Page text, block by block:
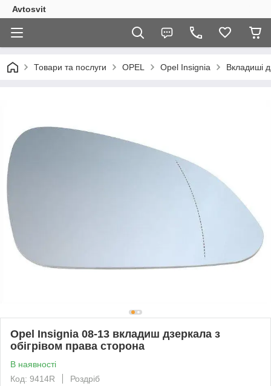
Avtosvit
Товари та послуги OPEL Opel Insignia Вкладиші
Opel Insignia 08-13 вкладиш дзеркала з
обігрівом права сторона
В наявності
Код: 9414R
Роздріб